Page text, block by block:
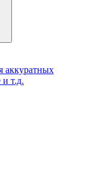
аккуратных
и т.д.